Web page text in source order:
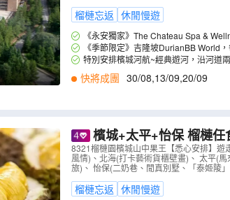
榴槤忘返 休閒慢遊
《永安獨家》The Chateau Spa &
地約 34,000 平方公尺，海拔約 3,000 英
賞翠綠園林、青翠山丘或高爾夫球場的景
《季節限定》吉隆坡DurianBB World
01、D24、紅蝦、黑刺、D88（小甜甜）
返。* *榴槤及水果品種會視乎季節及產
特別安排檳城河航~經典遊河，沿河道
現象，適合親子與朋友輕鬆玩樂。
快將成團 30/08,13/09,20/09
檳城+太平+怡保 榴槤
王 、 螃蟹兩味海鮮餐（每
B）
8321榴槤園檳城山中果王【悉心安排】遊
風情)、北海(打卡藝術貨櫃壁畫)、 太平(
旅)、 怡保(二奶巷、閒真別墅、「泰姬陵
榴槤忘返 休閒慢遊